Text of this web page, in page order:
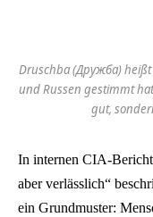
Druschba (Дружба)
und Russen gestimmt
gut,
In internen CIA-
aber verlässlich“
ein Grundmuster: